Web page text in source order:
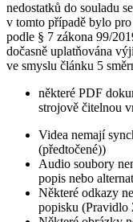
nedostatků do souladu
v tomto případě bylo
podle § 7 zákona 99/
dočasně uplatňována
ve smyslu článku 5
některé PDF
strojově čitelnou
Videa nemají
(předtočené))
Audio soubory
popis nebo
Některé odkazy
popisku (Pravidlo